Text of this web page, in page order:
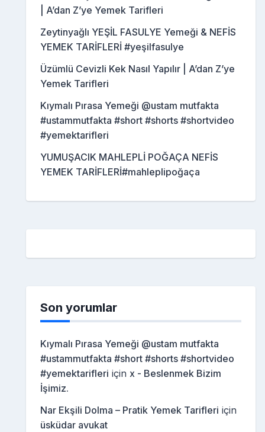
| A’dan Z’ye Yemek Tarifleri
Zeytinyağlı YEŞİL FASULYE Yemeği & NEFİS
YEMEK TARİFLERİ #yeşilfasulye
Üzümlü Cevizli Kek Nasıl Yapılır | A’dan Z’ye
Yemek Tarifleri
Kıymalı Pırasa Yemeği @ustam mutfakta
#ustammutfakta #short #shorts #shortvideo
#yemektarifleri
YUMUŞACIK MAHLEPLİ POĞAÇA NEFİS
YEMEK TARİFLERİ#mahleplipoğaça
Son yorumlar
Kıymalı Pırasa Yemeği @ustam mutfakta
#ustammutfakta #short #shorts #shortvideo
#yemektarifleri için x - Beslenmek Bizim
İşimiz.
Nar Ekşili Dolma – Pratik Yemek Tarifleri için
üsküdar avukat